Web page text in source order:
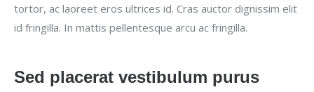
tortor, ac laoreet eros ultrices id. Cras auctor dignissim elit
id fringilla. In mattis pellentesque arcu ac fringilla.
Sed placerat vestibulum purus